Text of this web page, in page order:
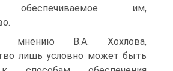
обеспечиваемое им,
мнению В.А. Хохлова,
лишь условно может быть